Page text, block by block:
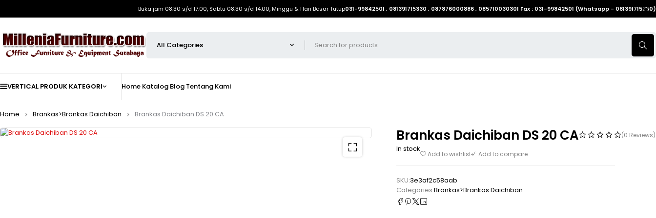
Buka jam 08.30 s/d 17.00, Sabtu 08.30 s/d 14.00, Minggu & Hari Besar Tutup031-99842501 , 081391715330 , 087876000886 , 085710030301 Fax : 031-99842501 (Whatsapp - 081391715330)
VERTICAL PRODUK KATEGORI Home Katalog Blog Tentang Kami
Home Brankas>Brankas Daichiban Brankas Daichiban DS 20 CA
Brankas Daichiban DS 20 CA (0 Reviews)
In stock
Add to wishlist Add to compare
SKU:3e3af2c58aab
Categories:Brankas>Brankas Daichiban